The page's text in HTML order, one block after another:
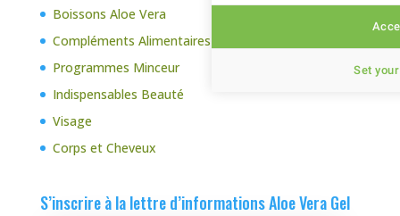
Boissons Aloe Vera
Compléments Alimentaires
Programmes Minceur
Indispensables Beauté
Visage
Corps et Cheveux
S’inscrire à la lettre d’informations Aloe Vera Gel
Set